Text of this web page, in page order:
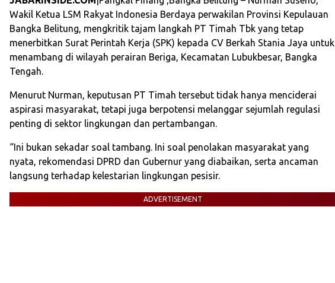
Wakil Ketua LSM Rakyat Indonesia Berdaya perwakilan Provinsi Kepulauan
Bangka Belitung, mengkritik tajam langkah PT Timah Tbk yang tetap
menerbitkan Surat Perintah Kerja (SPK) kepada CV Berkah Stania Jaya untuk
menambang di wilayah perairan Beriga, Kecamatan Lubukbesar, Bangka
Tengah.
Menurut Nurman, keputusan PT Timah tersebut tidak hanya menciderai
aspirasi masyarakat, tetapi juga berpotensi melanggar sejumlah regulasi
penting di sektor lingkungan dan pertambangan.
“Ini bukan sekadar soal tambang. Ini soal penolakan masyarakat yang
nyata, rekomendasi DPRD dan Gubernur yang diabaikan, serta ancaman
langsung terhadap kelestarian lingkungan pesisir.
ADVERTISEMENT